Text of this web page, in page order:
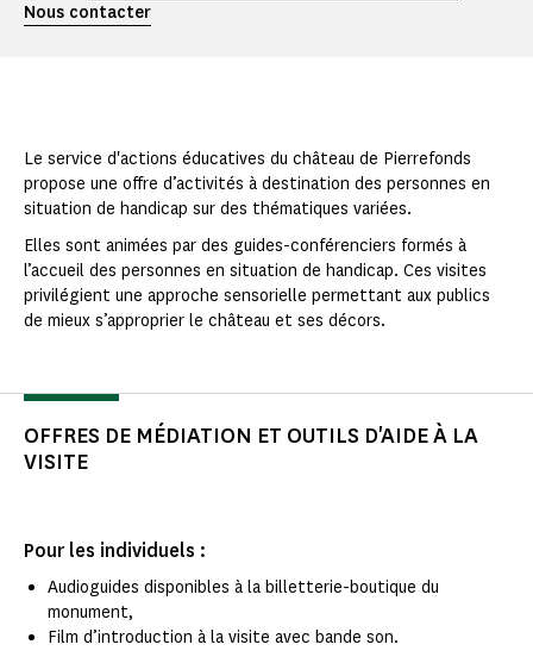
Nous contacter
Le service d'actions éducatives du château de Pierrefonds
propose une offre d’activités à destination des personnes en
situation de handicap sur des thématiques variées.
Elles sont animées par des guides-conférenciers formés à
l’accueil des personnes en situation de handicap. Ces visites
privilégient une approche sensorielle permettant aux publics
de mieux s’approprier le château et ses décors.
OFFRES DE MÉDIATION ET OUTILS D'AIDE À LA
VISITE
Pour les individuels :
Audioguides disponibles à la billetterie-boutique du
monument,
Film d’introduction à la visite avec bande son.